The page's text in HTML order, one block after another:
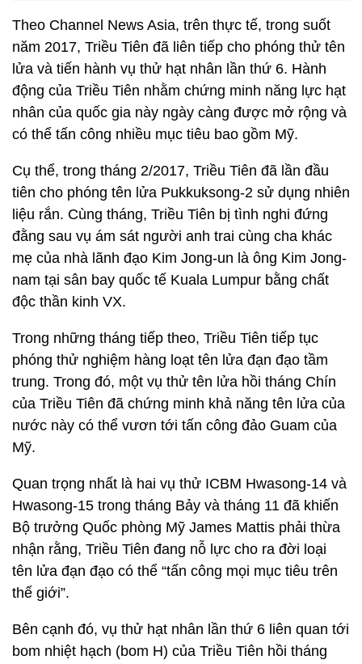
Theo Channel News Asia, trên thực tế, trong suốt
năm 2017, Triều Tiên đã liên tiếp cho phóng thử tên
lửa và tiến hành vụ thử hạt nhân lần thứ 6. Hành
động của Triều Tiên nhằm chứng minh năng lực hạt
nhân của quốc gia này ngày càng được mở rộng và
có thể tấn công nhiều mục tiêu bao gồm Mỹ.
Cụ thể, trong tháng 2/2017, Triều Tiên đã lần đầu
tiên cho phóng tên lửa Pukkuksong-2 sử dụng nhiên
liệu rắn. Cùng tháng, Triều Tiên bị tình nghi đứng
đằng sau vụ ám sát người anh trai cùng cha khác
mẹ của nhà lãnh đạo Kim Jong-un là ông Kim Jong-
nam tại sân bay quốc tế Kuala Lumpur bằng chất
độc thần kinh VX.
Trong những tháng tiếp theo, Triều Tiên tiếp tục
phóng thử nghiệm hàng loạt tên lửa đạn đạo tầm
trung. Trong đó, một vụ thử tên lửa hồi tháng Chín
của Triều Tiên đã chứng minh khả năng tên lửa của
nước này có thể vươn tới tấn công đảo Guam của
Mỹ.
Quan trọng nhất là hai vụ thử ICBM Hwasong-14 và
Hwasong-15 trong tháng Bảy và tháng 11 đã khiến
Bộ trưởng Quốc phòng Mỹ James Mattis phải thừa
nhận rằng, Triều Tiên đang nỗ lực cho ra đời loại
tên lửa đạn đạo có thể “tấn công mọi mục tiêu trên
thế giới”.
Bên cạnh đó, vụ thử hạt nhân lần thứ 6 liên quan tới
bom nhiệt hạch (bom H) của Triều Tiên hồi tháng